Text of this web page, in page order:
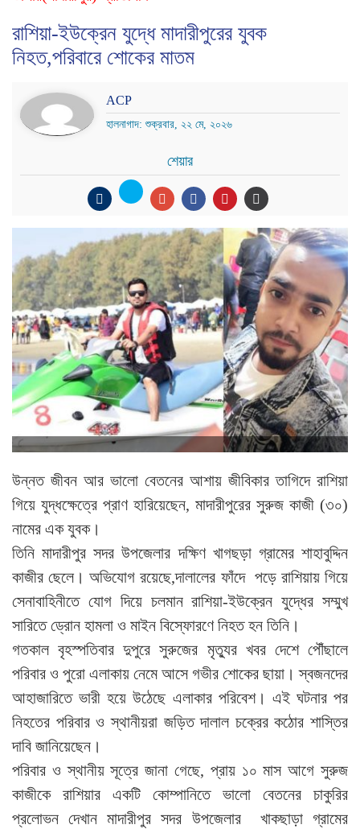
রাশিয়া-ইউক্রেন যুদ্ধে মাদারীপুরের যুবক
নিহত,পরিবারে শোকের মাতম
ACP
হালনাগাদ: শুক্রবার, ২২ মে, ২০২৬
শেয়ার
উন্নত জীবন আর ভালো বেতনের আশায় জীবিকার তাগিদে রাশিয়া
গিয়ে যুদ্ধক্ষেত্রে প্রাণ হারিয়েছেন, মাদারীপুরের সুরুজ কাজী (৩০)
নামের এক যুবক।
তিনি মাদারীপুর সদর উপজেলার দক্ষিণ খাগছড়া গ্রামের শাহাবুদ্দিন
কাজীর ছেলে। অভিযোগ রয়েছে,দালালের ফাঁদে পড়ে রাশিয়ায় গিয়ে
সেনাবাহিনীতে যোগ দিয়ে চলমান রাশিয়া-ইউক্রেন যুদ্ধের সম্মুখ
সারিতে ড্রোন হামলা ও মাইন বিস্ফোরণে নিহত হন তিনি।
গতকাল বৃহস্পতিবার দুপুরে সুরুজের মৃত্যুর খবর দেশে পৌঁছালে
পরিবার ও পুরো এলাকায় নেমে আসে গভীর শোকের ছায়া। স্বজনদের
আহাজারিতে ভারী হয়ে উঠেছে এলাকার পরিবেশ। এই ঘটনার পর
নিহতের পরিবার ও স্থানীয়রা জড়িত দালাল চক্রের কঠোর শাস্তির
দাবি জানিয়েছেন।
পরিবার ও স্থানীয় সূত্রে জানা গেছে, প্রায় ১০ মাস আগে সুরুজ
কাজীকে রাশিয়ার একটি কোম্পানিতে ভালো বেতনের চাকুরির
প্রলোভন দেখান মাদারীপুর সদর উপজেলার খাকছাড়া গ্রামের